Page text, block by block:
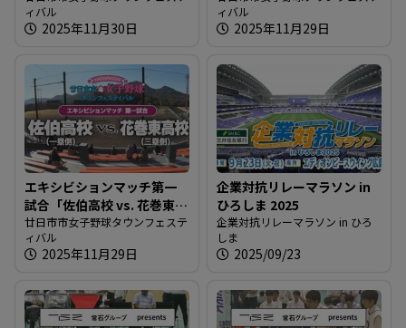
ィバル
2025年11月30日
ィバル
2025年11月29日
エキシビションマッチ第一
試合「佐伯高校 vs. 花巻東高
校」
廿日市市女子野球タウンフェステ
ィバル
2025年11月29日
企業対抗リレーマラソン in
ひろしま 2025
企業対抗リレーマラソン in ひろ
しま
2025/09/23